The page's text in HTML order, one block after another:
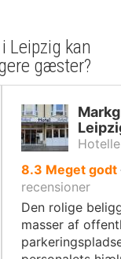
Leipzig kan
gæster?
8.3 ud
af
10,
Meget godt
recensioner
Den rolige
masser af